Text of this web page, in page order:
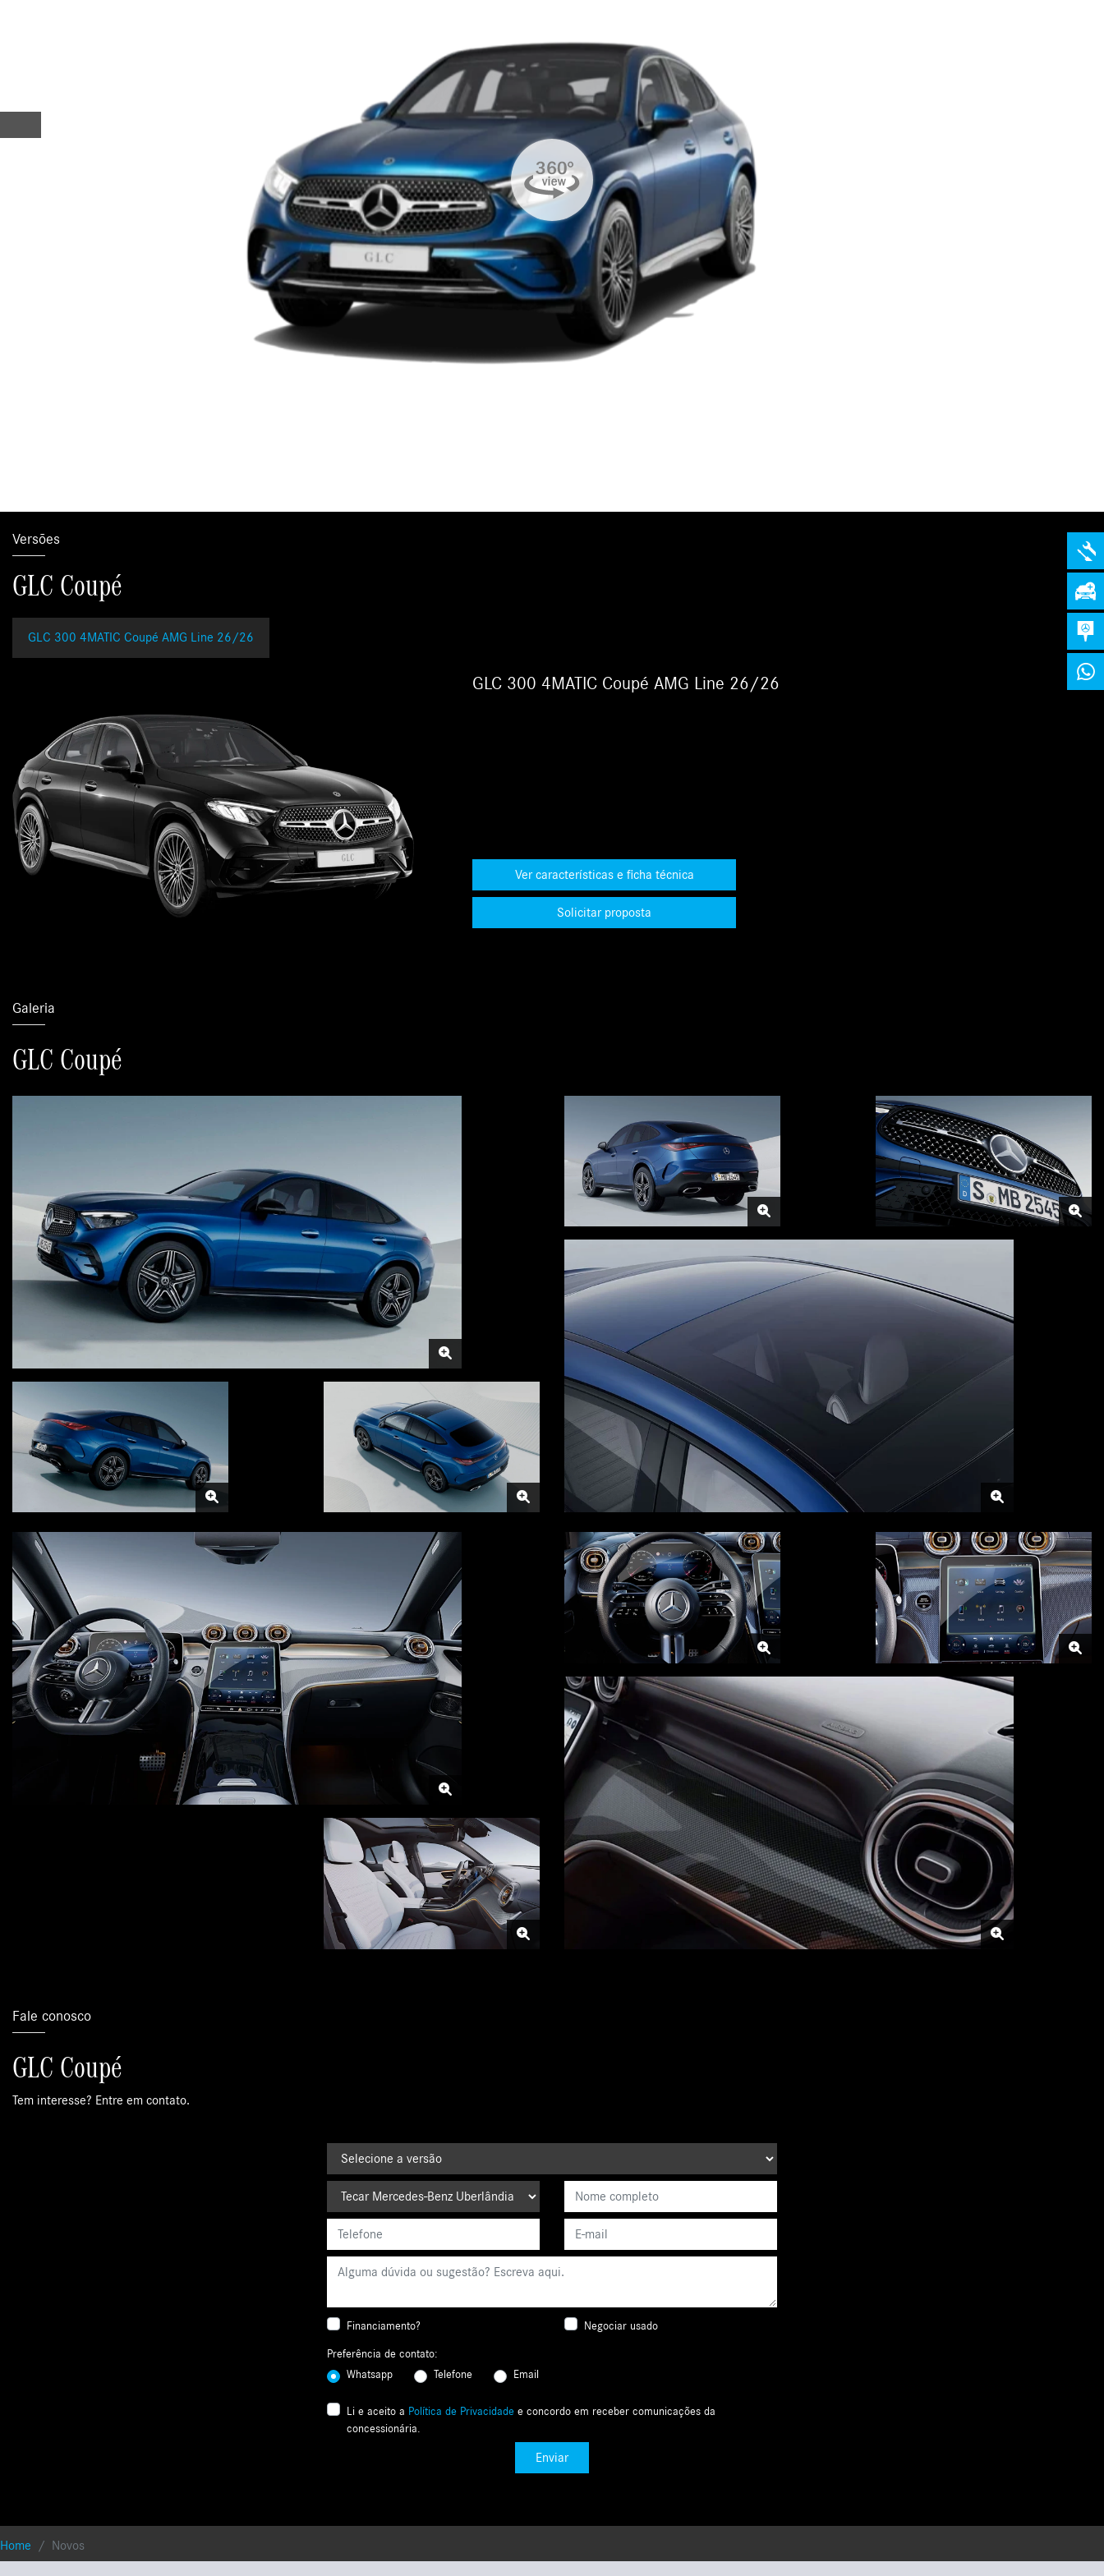
Versões
GLC Coupé
GLC 300 4MATIC Coupé AMG Line 26/26
GLC 300 4MATIC Coupé AMG Line 26/26
Ver características e ficha técnica
Solicitar proposta
Galeria
GLC Coupé
Fale conosco
GLC Coupé
Tem interesse? Entre em contato.
Financiamento? Negociar usado
Preferência de contato:
Whatsapp
Telefone Email
Li e aceito a Política de Privacidade e concordo em receber comunicações da
concessionária.
Enviar
Home Novos